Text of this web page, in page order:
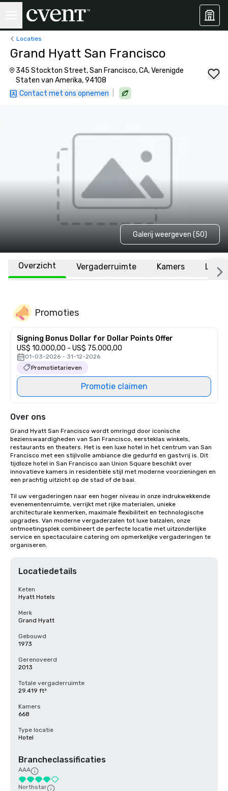
Locaties
Grand Hyatt San Francisco
345 Stockton Street, San Francisco, CA, Verenigde
Staten van Amerika, 94108
Contact met ons opnemen
Galerij weergeven (50)
Overzicht Vergaderruimte Kamers
Promoties
Signing Bonus Dollar for Dollar Points Offer
US$ 10.000,00 - US$ 75.000,00
01-03-2026 - 31-12-2026
Promotietarieven
Promotie claimen
Over ons
Grand Hyatt San Francisco wordt omringd door iconische
bezienswaardigheden van San Francisco, eersteklas winkels,
restaurants en theaters. Het is een luxe hotel in het centrum van San
Francisco met een stijlvolle ambiance die gedurfd en gastvrij is. Dit
tijdloze hotel in San Francisco aan Union Square beschikt over
innovatieve kamers in residentiële stijl met moderne voorzieningen en
een prachtig uitzicht op de stad of de baai.
Til uw vergaderingen naar een hoger niveau in onze indrukwekkende
evenementenruimte, verrijkt met rijke materialen, unieke
architecturale kenmerken, maximale flexibiliteit en technologische
upgrades. Van moderne vergaderzalen tot luxe balzalen, onze
ontmoetingsplek combineert de perfecte locatie met uitzonderlijke
service en spectaculaire catering om opmerkelijke vergaderingen te
organiseren.
Locatiedetails
Keten
Hyatt Hotels
Merk
Grand Hyatt
Gebouwd
1973
Gerenoveerd
2013
Totale vergaderruimte
29.419 ft²
Kamers
668
Type locatie
Hotel
Brancheclassificaties
AAA
Northstar